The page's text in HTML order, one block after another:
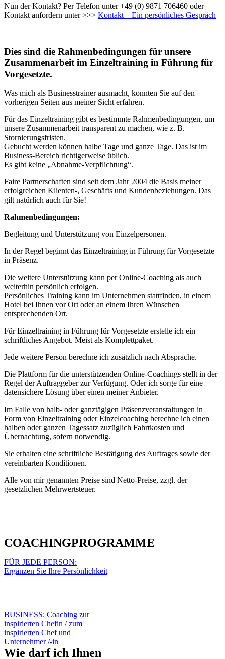
Nun der Kontakt? Per Telefon unter +49 (0) 9871 706460 oder
Kontakt anfordern unter >>> Kontakt – Ein persönliches Gespräch
Dies sind die Rahmenbedingungen für unsere
Zusammenarbeit im Einzeltraining in Führung für
Vorgesetzte.
Was mich als Businesstrainer ausmacht, konnten Sie auf den
vorherigen Seiten aus meiner Sicht erfahren.
Für das Einzeltraining gibt es bestimmte Rahmenbedingungen, um
unsere Zusammenarbeit transparent zu machen, wie z. B.
Stornierungsfristen.
Gebucht werden können halbe Tage und ganze Tage. Das ist im
Business-Bereich richtigerweise üblich.
Es gibt keine „Abnahme-Verpflichtung“.
Faire Partnerschaften sind seit dem Jahr 2004 die Basis meiner
erfolgreichen Klienten-, Geschäfts und Kundenbeziehungen. Das
gilt natürlich auch für Sie!
Rahmenbedingungen:
Begleitung und Unterstützung von Einzelpersonen.
In der Regel beginnt das Einzeltraining in Führung für Vorgesetzte
in Präsenz.
Die weitere Unterstützung kann per Online-Coaching als auch
weiterhin persönlich erfolgen.
Persönliches Training kann im Unternehmen stattfinden, in einem
Hotel bei Ihnen vor Ort oder an einem Ihren Wünschen
entsprechenden Ort.
Für Einzeltraining in Führung für Vorgesetzte erstelle ich ein
schriftliches Angebot. Meist als Komplettpaket.
Jede weitere Person berechne ich zusätzlich nach Absprache.
Die Plattform für die unterstützenden Online-Coachings stellt in der
Regel der Auftraggeber zur Verfügung. Oder ich sorge für eine
datensichere Lösung über einen meiner Anbieter.
Im Falle von halb- oder ganztägigen Präsenzveranstaltungen in
Form von Einzeltraining oder Einzelcoaching berechne ich einen
halben oder ganzen Tagessatz zuzüglich Fahrtkosten und
Übernachtung, sofern notwendig.
Sie erhalten eine schriftliche Bestätigung des Auftrages sowie der
vereinbarten Konditionen.
Alle von mir genannten Preise sind Netto-Preise, zzgl. der
gesetzlichen Mehrwertsteuer.
COACHINGPROGRAMME
FÜR JEDE PERSON:
Ergänzen Sie Ihre Persönlichkeit
BUSINESS: Coaching zur
inspirierten Chefin / zum
inspirierten Chef und
Unternehmer /-in
Wie darf ich Ihnen